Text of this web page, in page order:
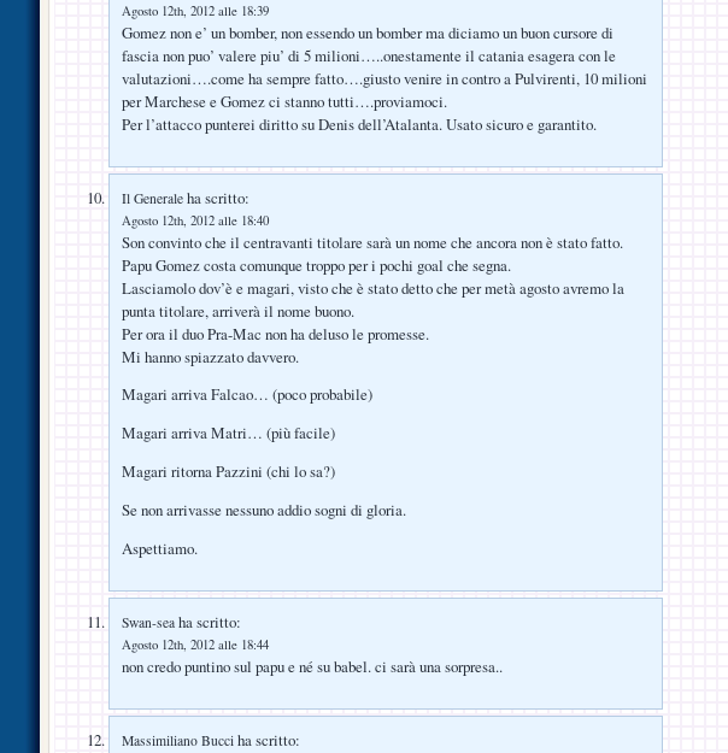
Agosto 12th, 2012 alle 18:39
Gomez non e’ un bomber, non essendo un bomber ma diciamo un buon cursore di
fascia non puo’ valere piu’ di 5 milioni…..onestamente il catania esagera con le
valutazioni….come ha sempre fatto….giusto venire in contro a Pulvirenti, 10 milioni
per Marchese e Gomez ci stanno tutti….proviamoci.
Per l’attacco punterei diritto su Denis dell’Atalanta. Usato sicuro e garantito.
Il Generale ha scritto:
Agosto 12th, 2012 alle 18:40
Son convinto che il centravanti titolare sarà un nome che ancora non è stato fatto.
Papu Gomez costa comunque troppo per i pochi goal che segna.
Lasciamolo dov’è e magari, visto che è stato detto che per metà agosto avremo la
punta titolare, arriverà il nome buono.
Per ora il duo Pra-Mac non ha deluso le promesse.
Mi hanno spiazzato davvero.
Magari arriva Falcao… (poco probabile)
Magari arriva Matri… (più facile)
Magari ritorna Pazzini (chi lo sa?)
Se non arrivasse nessuno addio sogni di gloria.
Aspettiamo.
Swan-sea ha scritto:
Agosto 12th, 2012 alle 18:44
non credo puntino sul papu e né su babel. ci sarà una sorpresa..
Massimiliano Bucci ha scritto: